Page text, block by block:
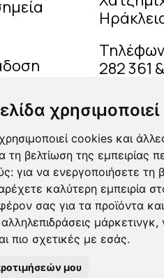
cookies και
βελτίωση της εμπειρίας
για να ενεργοποιήσετε τη
καλύτερη εμπειρία
σας για τα προϊόντα
μάρκετινγκ,
πιο σχετικές με εσάς.
μου
282 361 &